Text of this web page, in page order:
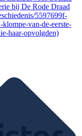
bij De Rode Draad
5597699f-
van-de-eerste-
haar-opvolgden)